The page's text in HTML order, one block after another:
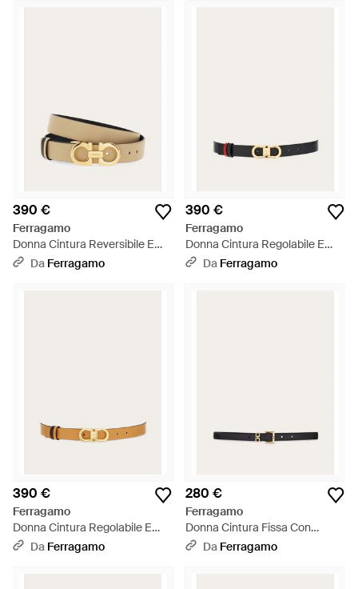
390 €
Ferragamo
Donna Cintura Reversibile E
Regolabile Gancini - Neutro
Da Ferragamo
390 €
Ferragamo
Donna Cintura Regolabile E
Reversibile Gancini - Bianco
Da Ferragamo
390 €
Ferragamo
Donna Cintura Regolabile E
Reversibile Gancini - Neutro
Da Ferragamo
280 €
Ferragamo
Donna Cintura Fissa Con
Doppio Gancini - Bianco
Da Ferragamo